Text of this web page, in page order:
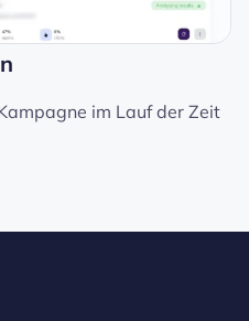
im Lauf der Zeit